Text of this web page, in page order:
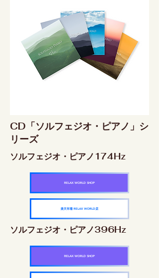
CD「ソルフェジオ・ピアノ」シ
リーズ
ソルフェジオ・ピアノ174Hz
RELAX WORLD SHOP
楽天市場 RELAX WORLD店
ソルフェジオ・ピアノ396Hz
RELAX WORLD SHOP